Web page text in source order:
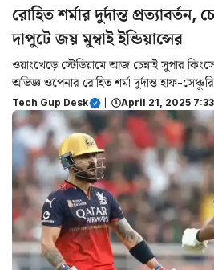
রোহিত শর্মার দুর্দান্ত প্রত্যাবর্তন,
দাপুটে জয় মুম্বাই ইন্ডিয়ান্সের
ওয়াংখেড়ে স্টেডিয়ামে আজ চেন্নাই সুপার
অভিজ্ঞ ওপেনার রোহিত শর্মা দুর্দান্ত হাফ-
Tech Gup Desk April 21, 2025